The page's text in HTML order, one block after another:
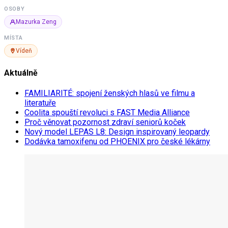
OSOBY
Mazurka Zeng
MÍSTA
Vídeň
Aktuálně
FAMILIARITÉ: spojení ženských hlasů ve filmu a
literatuře
Coolita spouští revoluci s FAST Media Alliance
Proč věnovat pozornost zdraví seniorů koček
Nový model LEPAS L8: Design inspirovaný leopardy
Dodávka tamoxifenu od PHOENIX pro české lékárny